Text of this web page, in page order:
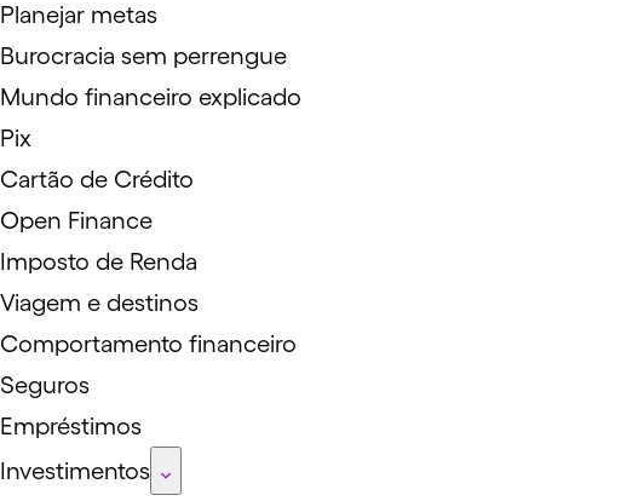
Planejar metas
Burocracia sem perrengue
Mundo financeiro explicado
Pix
Cartão de Crédito
Open Finance
Imposto de Renda
Viagem e destinos
Comportamento financeiro
Seguros
Empréstimos
Investimentos